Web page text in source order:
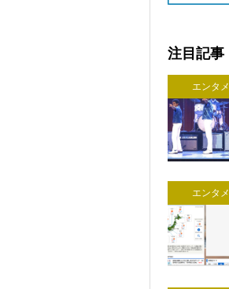
注目記事
エンタメ
エンタメ